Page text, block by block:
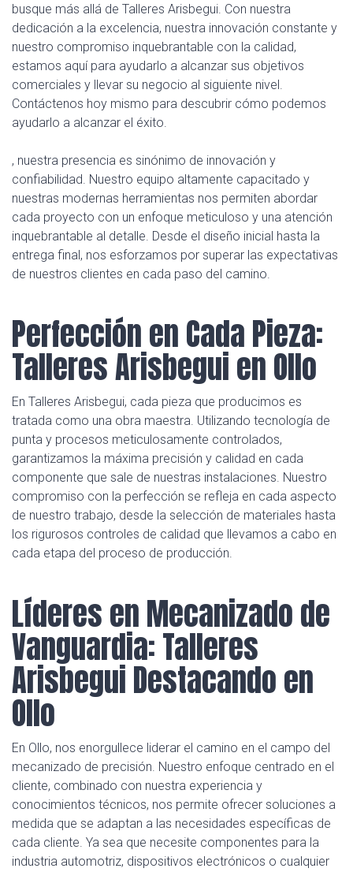
busque más allá de Talleres Arisbegui. Con nuestra
dedicación a la excelencia, nuestra innovación constante y
nuestro compromiso inquebrantable con la calidad,
estamos aquí para ayudarlo a alcanzar sus objetivos
comerciales y llevar su negocio al siguiente nivel.
Contáctenos hoy mismo para descubrir cómo podemos
ayudarlo a alcanzar el éxito.
, nuestra presencia es sinónimo de innovación y
confiabilidad. Nuestro equipo altamente capacitado y
nuestras modernas herramientas nos permiten abordar
cada proyecto con un enfoque meticuloso y una atención
inquebrantable al detalle. Desde el diseño inicial hasta la
entrega final, nos esforzamos por superar las expectativas
de nuestros clientes en cada paso del camino.
Perfección en Cada Pieza:
Talleres Arisbegui en Ollo
En Talleres Arisbegui, cada pieza que producimos es
tratada como una obra maestra. Utilizando tecnología de
punta y procesos meticulosamente controlados,
garantizamos la máxima precisión y calidad en cada
componente que sale de nuestras instalaciones. Nuestro
compromiso con la perfección se refleja en cada aspecto
de nuestro trabajo, desde la selección de materiales hasta
los rigurosos controles de calidad que llevamos a cabo en
cada etapa del proceso de producción.
Líderes en Mecanizado de
Vanguardia: Talleres
Arisbegui Destacando en
Ollo
En Ollo, nos enorgullece liderar el camino en el campo del
mecanizado de precisión. Nuestro enfoque centrado en el
cliente, combinado con nuestra experiencia y
conocimientos técnicos, nos permite ofrecer soluciones a
medida que se adaptan a las necesidades específicas de
cada cliente. Ya sea que necesite componentes para la
industria automotriz, dispositivos electrónicos o cualquier